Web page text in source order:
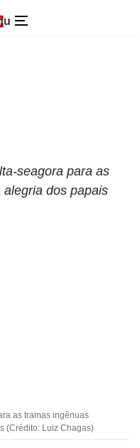
seagora para as
dos papais
as tramas ingênuas
(Crédito: Luiz Chagas)